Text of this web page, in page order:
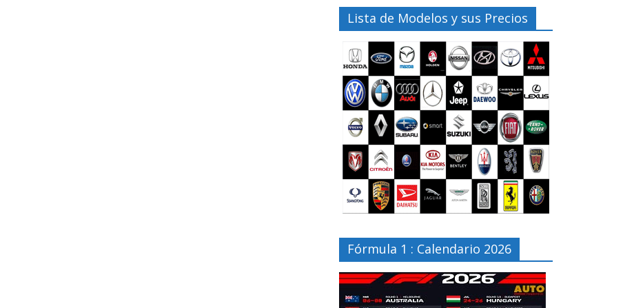
Lista de Modelos y sus Precios
Fórmula 1 : Calendario 2026